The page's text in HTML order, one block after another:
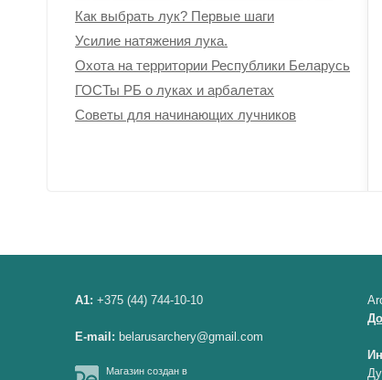
Как выбрать лук? Первые шаги
Усилие натяжения лука.
Охота на территории Республики Беларусь
ГОСТы РБ о луках и арбалетах
Советы для начинающих лучников
A1: +375 (44) 744-10-10
E-mail: belarusarchery@gmail.com
Магазин создан в